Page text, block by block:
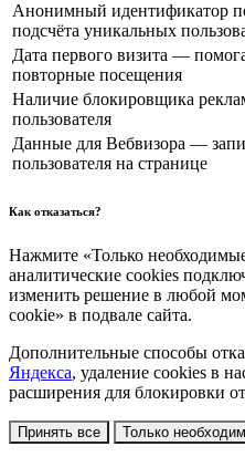
Анонимный идентификатор
подсчёта уникальных
Дата первого визита —
повторные посещения
Наличие блокировщика
пользователя
Данные для Вебвизора —
пользователя на странице
Как отказаться?
Нажмите «Только
аналитические cookies
изменить решение в любой
cookie» в подвале сайта.
Дополнительные способы
Яндекса, удаление cookies в
расширения для блокировки
Принять все Только